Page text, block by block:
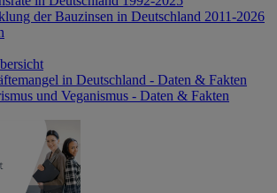
der Bauzinsen in Deutschland 2011-2026
in Deutschland - Daten & Fakten
und Veganismus - Daten & Fakten